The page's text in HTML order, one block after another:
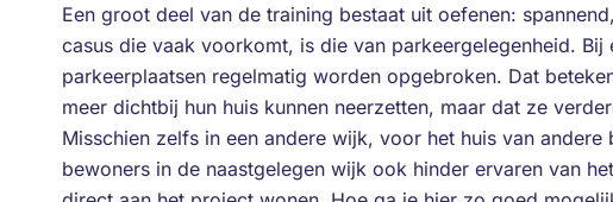
Een groot deel van de training bestaat uit oefenen:
casus die vaak voorkomt, is die van parkeergelegenheid.
parkeerplaatsen regelmatig worden opgebroken. Dat
meer dichtbij hun huis kunnen neerzetten, maar dat ze
Misschien zelfs in een andere wijk, voor het huis van
bewoners in de naastgelegen wijk ook hinder ervaren van